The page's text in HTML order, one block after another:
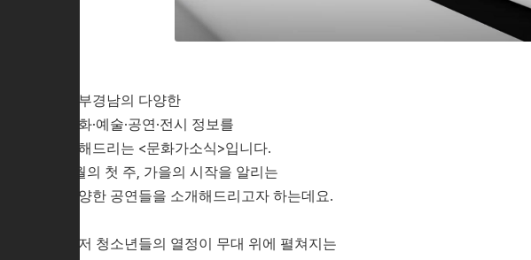
서부경남의 다양한
문화·예술·공연·전시 정보를
전해드리는 <문화가소식>입니다.
9월의 첫 주, 가을의 시작을 알리는
다양한 공연들을 소개해드리고자 하는데요.
먼저 청소년들의 열정이 무대 위에 펼쳐지는